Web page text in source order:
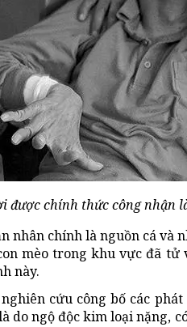
được chính thức công nhận
nhân chính là nguồn cá và
mèo trong khu vực đã
này.
cứu công bố các
do ngộ độc kim loại nặng,